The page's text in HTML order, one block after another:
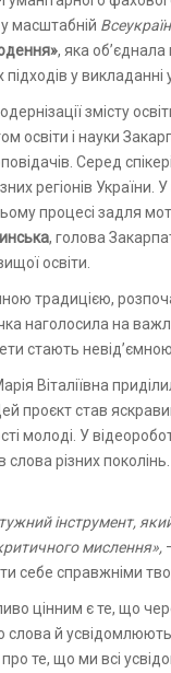
масштабній
, яка об’єднала
у викладанні
змісту
освіти і науки
Серед
регіонів
процесі задля
, голова
освіти.
традицією,
наголосила на
стають
Віталіївна
проєкт став
молоді. У
різних
інструмент,
мислення»,
себе справжніми
цінним є те, що
слова й
те, що ми всі